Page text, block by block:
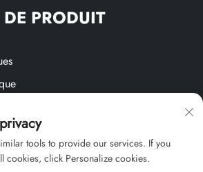
PRODUIT
tools to provide our services. If you
cookies, click Personalize cookies.